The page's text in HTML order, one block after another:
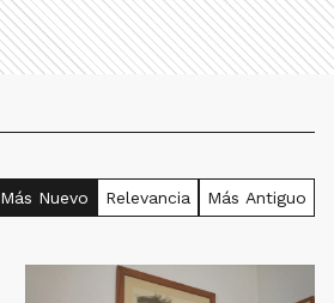
Más Nuevo Relevancia Más Antiguo